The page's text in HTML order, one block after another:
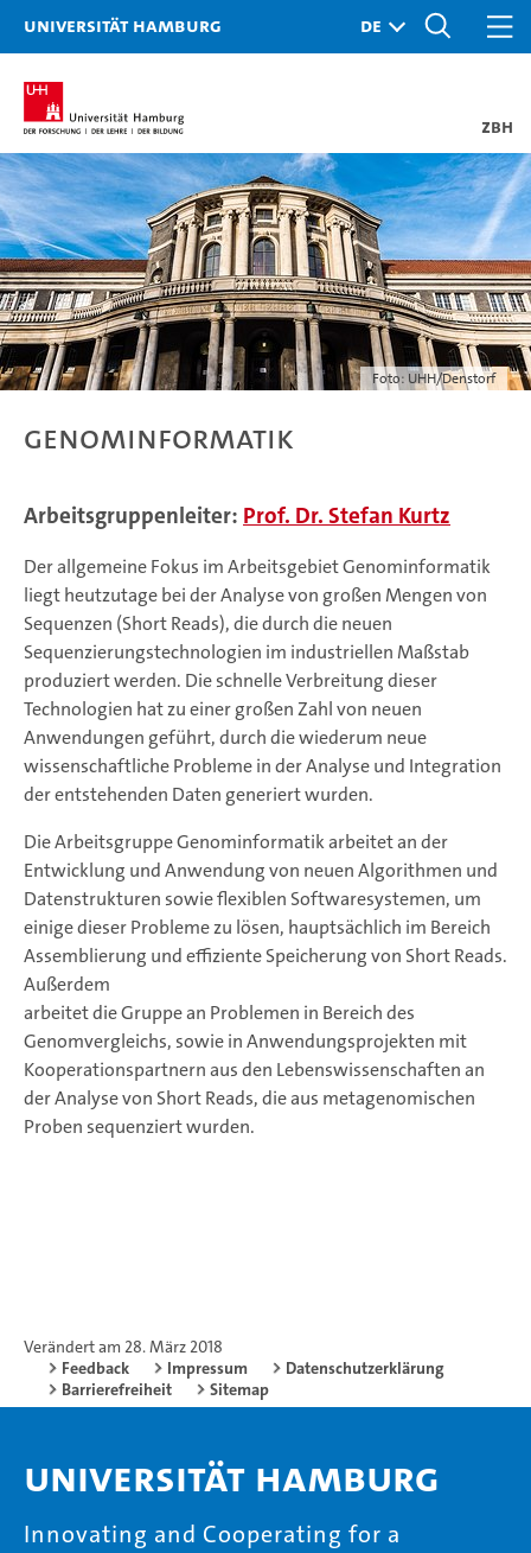
Universität Hamburg
ZBH
Foto: UHH/Denstorf
Genominformatik
Arbeitsgruppenleiter: Prof. Dr. Stefan Kurtz
Der allgemeine Fokus im Arbeitsgebiet Genominformatik
liegt heutzutage bei der Analyse von großen Mengen von
Sequenzen (Short Reads), die durch die neuen
Sequenzierungstechnologien im industriellen Maßstab
produziert werden. Die schnelle Verbreitung dieser
Technologien hat zu einer großen Zahl von neuen
Anwendungen geführt, durch die wiederum neue
wissenschaftliche Probleme in der Analyse und Integration
der entstehenden Daten generiert wurden.
Die Arbeitsgruppe Genominformatik arbeitet an der
Entwicklung und Anwendung von neuen Algorithmen und
Datenstrukturen sowie flexiblen Softwaresystemen, um
einige dieser Probleme zu lösen, hauptsächlich im Bereich
Assemblierung und effiziente Speicherung von Short Reads.
Außerdem
arbeitet die Gruppe an Problemen in Bereich des
Genomvergleichs, sowie in Anwendungsprojekten mit
Kooperationspartnern aus den Lebenswissenschaften an
der Analyse von Short Reads, die aus metagenomischen
Proben sequenziert wurden.
Verändert am 28. März 2018
Feedback
Impressum
Datenschutzerklärung
Barrierefreiheit
Sitemap
Universität Hamburg
Innovating and Cooperating for a